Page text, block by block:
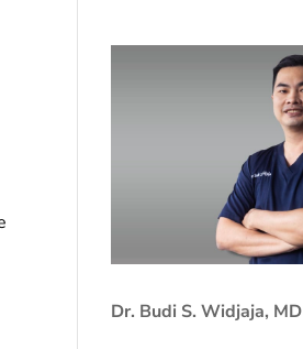
Dr. Budi S. Widjaja, MD